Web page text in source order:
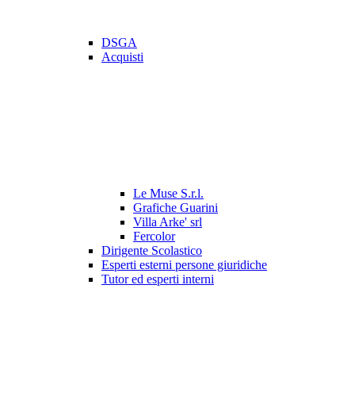
DSGA
Acquisti
Le Muse S.r.l.
Grafiche Guarini
Villa Arke' srl
Fercolor
Dirigente Scolastico
Esperti esterni persone giuridiche
Tutor ed esperti interni